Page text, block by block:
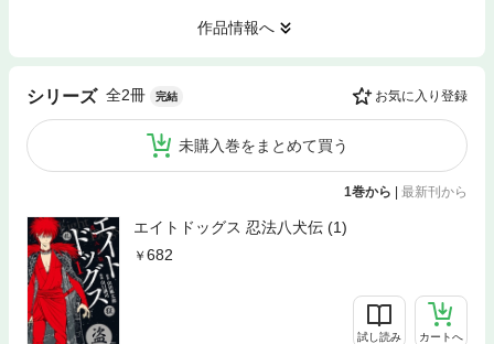
作品情報へ
シリーズ 全2冊 完結 お気に入り登録
未購入巻をまとめて買う
1巻から | 最新刊から
エイトドッグス 忍法八犬伝 (1)
682
試し読み カートへ